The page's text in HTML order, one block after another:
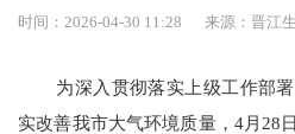
时间：2026-04-30 11:28 来源：晋江
为深入贯彻落实上级工作部
实改善我市大气环境质量， 4月28